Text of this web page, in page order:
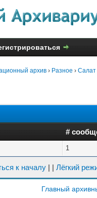
архив › Разное › Салат
#
1
к началу | | Лёгкий
Главный